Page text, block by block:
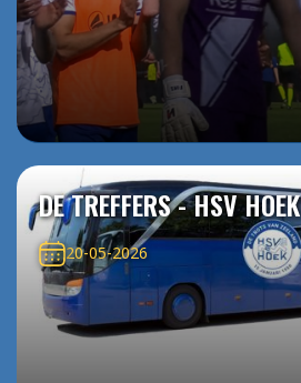
DE TREFFERS - HSV HOEK
20-05-2026